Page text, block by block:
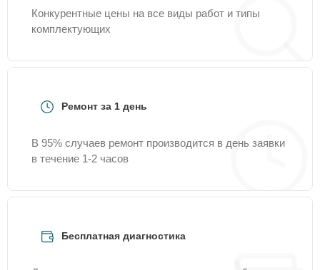
Конкурентные цены на все виды работ и типы
комплектующих
Ремонт за 1 день
В 95% случаев ремонт производится в день заявки
в течение 1-2 часов
Бесплатная диагностика